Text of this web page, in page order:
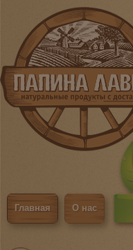
Главная О нас